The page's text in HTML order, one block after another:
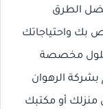
الطرق
بك واحتياجاتك
مخصصة
الرهوان
أو مكتبك